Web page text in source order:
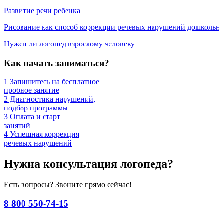
Развитие речи ребенка
Рисование как способ коррекции речевых нарушений
Нужен ли логопед взрослому человеку
Как начать заниматься?
1 Запишитесь на бесплатное
пробное занятие
2 Диагностика нарушений,
подбор программы
3 Оплата и старт
занятий
4 Успешная коррекция
речевых нарушений
Нужна консультация логопеда?
Есть вопросы? Звоните прямо сейчас!
8 800 550-74-15